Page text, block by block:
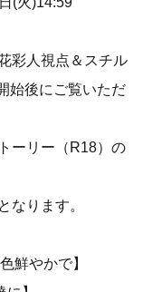
彩人視点＆スチル
始後にご覧いただ
ーリー（R18）の
なります。
鮮やかで】